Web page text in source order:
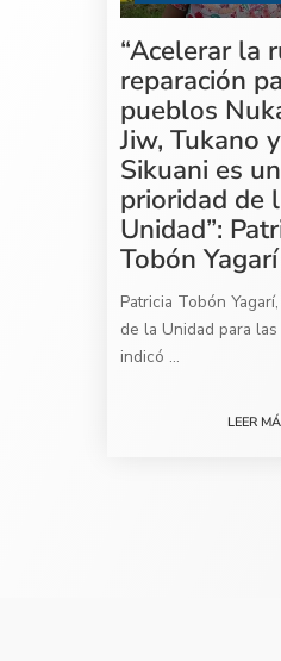
“Acelerar la
reparación
pueblos
Jiw, Tukano y
Sikuani es
prioridad de
Unidad”:
Tobón Yagarí
Patricia Tobón
de la Unidad para las
indicó ...
LEER